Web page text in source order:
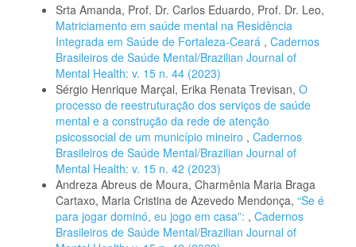
Srta Amanda, Prof. Dr. Carlos Eduardo, Prof. Dr. Leo,
Matriciamento em saúde mental na Residência
Integrada em Saúde de Fortaleza-Ceará , Cadernos
Brasileiros de Saúde Mental/Brazilian Journal of
Mental Health: v. 15 n. 44 (2023)
Sérgio Henrique Marçal, Erika Renata Trevisan, O
processo de reestruturação dos serviços de saúde
mental e a construção da rede de atenção
psicossocial de um município mineiro , Cadernos
Brasileiros de Saúde Mental/Brazilian Journal of
Mental Health: v. 15 n. 42 (2023)
Andreza Abreus de Moura, Charmênia Maria Braga
Cartaxo, Maria Cristina de Azevedo Mendonça, “Se é
para jogar dominó, eu jogo em casa”: , Cadernos
Brasileiros de Saúde Mental/Brazilian Journal of